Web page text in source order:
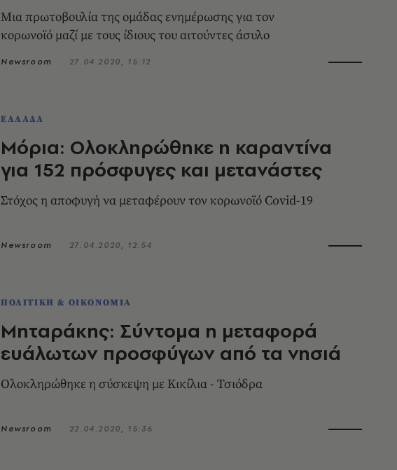
Μια πρωτοβουλία της ομάδας ενημέρωσης για τον
κορωνοϊό μαζί με τους ίδιους του αιτούντες άσυλο
Newsroom 27.04.2020, 15:12
ΕΛΛΑΔΑ
Μόρια: Ολοκληρώθηκε η καραντίνα
για 152 πρόσφυγες και μετανάστες
Στόχος η αποφυγή να μεταφέρουν τον κορωνοϊό Covid-19
Newsroom 27.04.2020, 12:54
ΠΟΛΙΤΙΚΗ & ΟΙΚΟΝΟΜΙΑ
Μηταράκης: Σύντομα η μεταφορά
ευάλωτων προσφύγων από τα νησιά
Ολοκληρώθηκε η σύσκεψη με Κικίλια - Τσιόδρα
Newsroom 22.04.2020, 15:36